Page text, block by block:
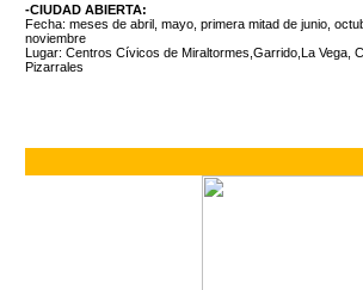
-CIUDAD ABIERTA:
Fecha: meses de abril, mayo, primera mitad de junio,
noviembre
Lugar: Centros Cívicos de Miraltormes,Garrido,La Vega,
Pizarrales